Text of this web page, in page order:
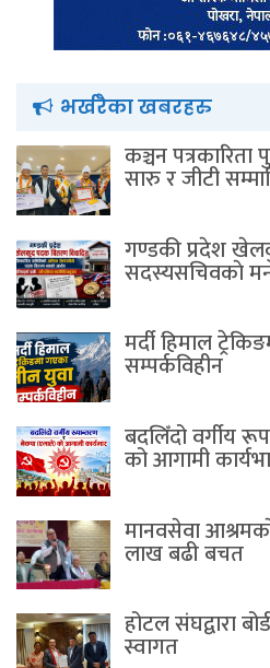
भर्खरैका खबरहरु
कञ्चन पत्रकारिता
सारु र जीटी
गण्डकी प्रदेश
सदस्यसचिवकाे
मर्दी हिमाल
सम्पर्कविहीन
बदलिँदो वर्गीय
को आगामी
मानवसेवा
लाख बढी बचत
होटल संघद्वारा
स्वागत